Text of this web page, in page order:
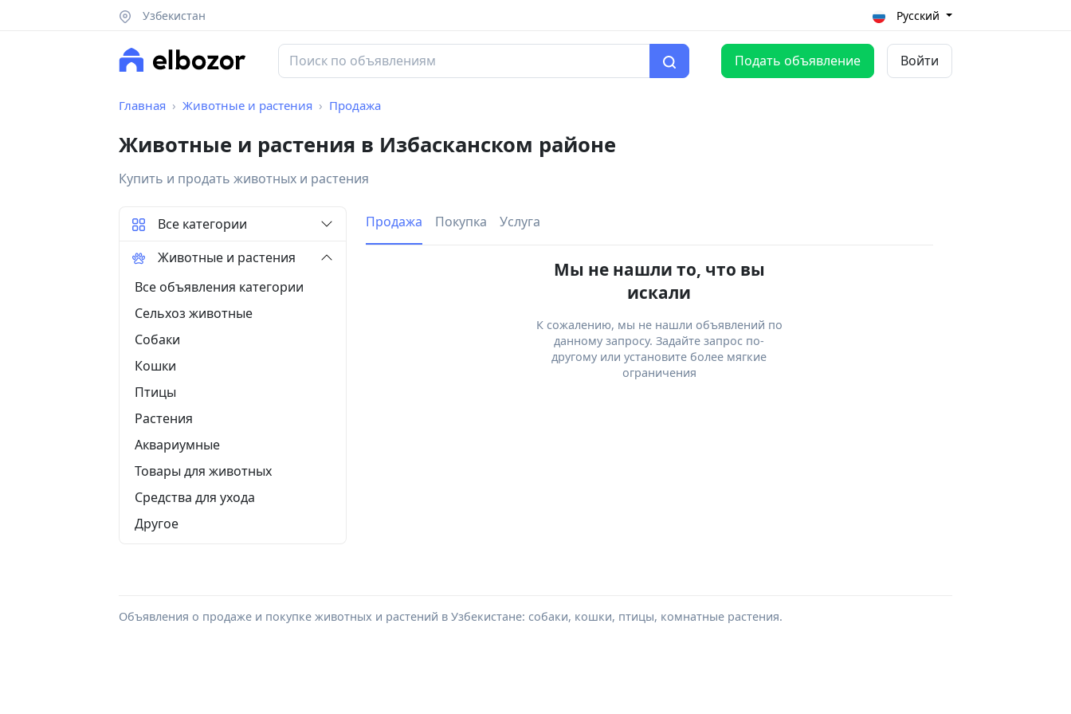
Узбекистан Русский
Подать объявление Войти
Главная Животные и растения Продажа
Животные и растения в Избасканском районе
Купить и продать животных и растения
Продажа Покупка Услуга
Мы не нашли то, что вы
искали
К сожалению, мы не нашли объявлений по
данному запросу. Задайте запрос по-
другому или установите более мягкие
ограничения
Все категории
Животные и растения
Все объявления категории
Сельхоз животные
Собаки
Кошки
Птицы
Растения
Аквариумные
Товары для животных
Средства для ухода
Другое
Объявления о продаже и покупке животных и растений в Узбекистане: собаки, кошки, птицы, комнатные растения.